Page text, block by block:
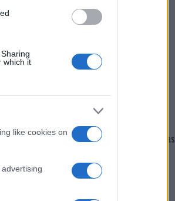
which it
like cookies on
una
Giovannimaria Cabras